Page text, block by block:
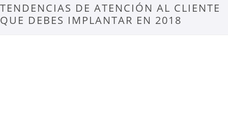
TENDENCIAS DE ATENCIÓN AL CLIENTE
QUE DEBES IMPLANTAR EN 2018